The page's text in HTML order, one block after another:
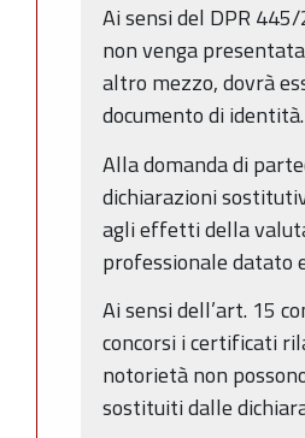
Ai sensi del DPR
non venga
altro mezzo, dovrà
documento di identità.
Alla domanda di
dichiarazioni
agli effetti della
professionale datato
Ai sensi dell’art. 15
concorsi i certificati
notorietà non
sostituiti dalle